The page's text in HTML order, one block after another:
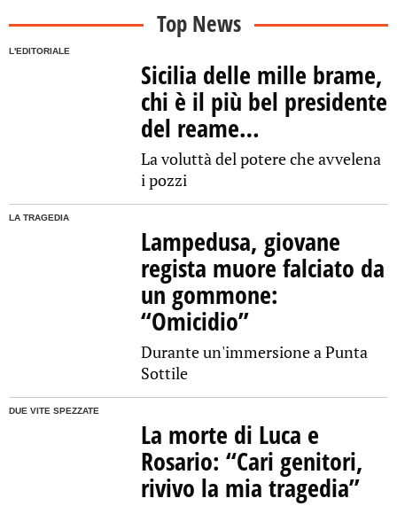
Top News
L'EDITORIALE
Sicilia delle mille brame,
chi è il più bel presidente
del reame…
La voluttà del potere che avvelena
i pozzi
LA TRAGEDIA
Lampedusa, giovane
regista muore falciato da
un gommone:
“Omicidio”
Durante un'immersione a Punta
Sottile
DUE VITE SPEZZATE
La morte di Luca e
Rosario: “Cari genitori,
rivivo la mia tragedia”